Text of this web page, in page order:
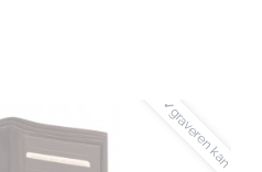
✓graveren kan